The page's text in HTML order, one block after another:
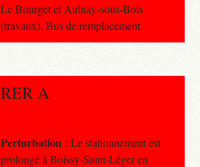
Le Bourget et Aulnay-sous-Bois
(travaux). Bus de remplacement.
RER A
Perturbation : Le stationnement est
prolongé à Boissy-Saint-Léger en